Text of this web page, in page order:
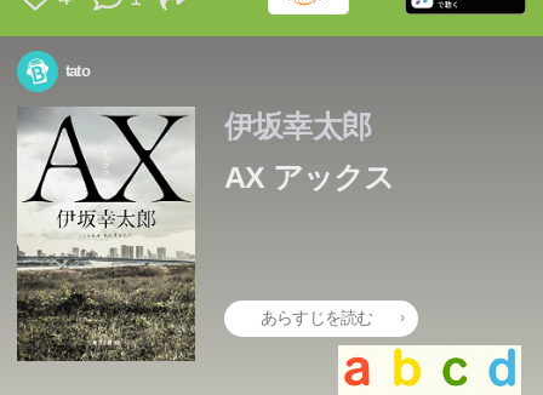
tato
伊坂幸太郎
AX アックス
あらすじを読む